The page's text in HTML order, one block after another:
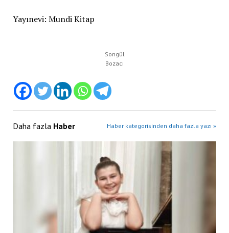
Yayınevi: Mundi Kitap
Songül
Bozacı
Daha fazla Haber Haber kategorisinden daha fazla yazı »